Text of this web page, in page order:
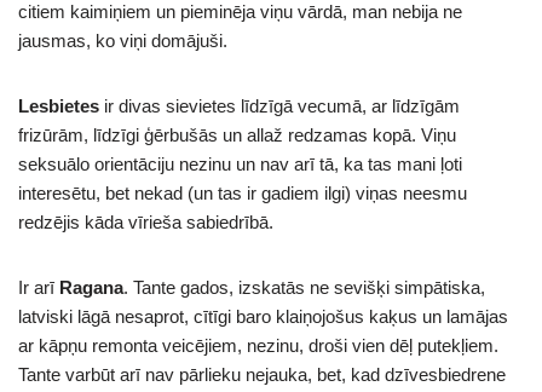
citiem kaimiņiem un pieminēja viņu vārdā, man nebija ne
jausmas, ko viņi domājuši.
Lesbietes ir divas sievietes līdzīgā vecumā, ar līdzīgām
frizūrām, līdzīgi ģērbušās un allaž redzamas kopā. Viņu
seksuālo orientāciju nezinu un nav arī tā, ka tas mani ļoti
interesētu, bet nekad (un tas ir gadiem ilgi) viņas neesmu
redzējis kāda vīrieša sabiedrībā.
Ir arī Ragana. Tante gados, izskatās ne sevišķi simpātiska,
latviski lāgā nesaprot, cītīgi baro klaiņojošus kaķus un lamājas
ar kāpņu remonta veicējiem, nezinu, droši vien dēļ putekļiem.
Tante varbūt arī nav pārlieku nejauka, bet, kad dzīvesbiedrene